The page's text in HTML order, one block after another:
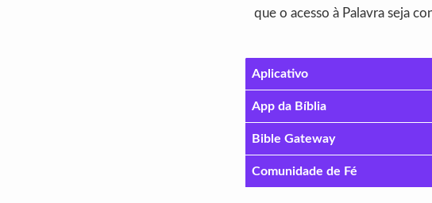
que o acesso à Palavra seja
Aplicativo
App da Bíblia
Bible Gateway
Comunidade de Fé